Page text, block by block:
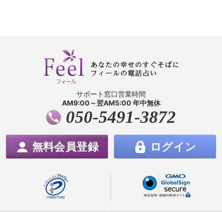
サポート窓口営業時間
AM9:00～翌AM5:00 年中無休
050-5491-3872
無料会員登録 ログイン